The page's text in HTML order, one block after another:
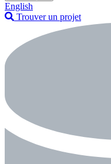
English
Trouver un projet